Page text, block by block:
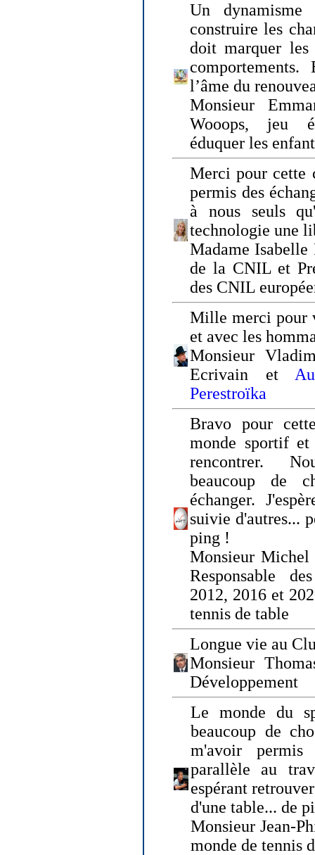
Un dynamisme
construire les
doit marquer les
l’âme du
Monsieur
Wooops, jeu
éduquer les
Merci pour cette
permis des
à nous seuls
technologie une
Madame Isabelle
de la CNIL et
des CNIL
Mille merci pour
et avec les
Monsieur
Ecrivain et
Perestroïka
Bravo pour
monde sportif
rencontrer.
beaucoup de
échanger.
suivie d'autres...
ping !
Monsieur
Responsable
2012, 2016 et
tennis de table
Longue vie au
Monsieur
Développement
Le monde du
beaucoup de
m'avoir
parallèle au
espérant
d'une table... de
Monsieur Jean-
monde de tennis